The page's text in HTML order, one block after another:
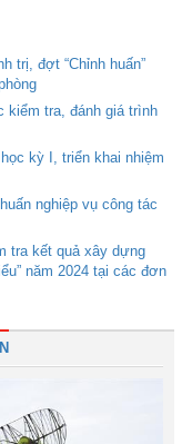
trị, đợt “Chỉnh huấn”
kiểm tra, đánh giá trình
kỳ I, triển khai nhiệm
nghiệp vụ công tác
tra kết quả xây dựng
năm 2024 tại các đơn